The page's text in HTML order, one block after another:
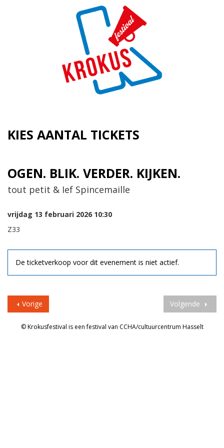
KIES AANTAL TICKETS
OGEN. BLIK. VERDER. KIJKEN.
tout petit & Ief Spincemaille
vrijdag 13 februari 2026 10:30
Z33
De ticketverkoop voor dit evenement is niet actief.
Vorige Volgende
© Krokusfestival is een festival van CCHA/cultuurcentrum Hasselt